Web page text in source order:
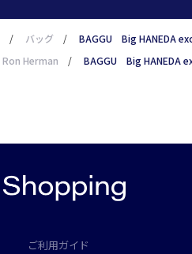
/ バッグ /
BAGGU Big HANEDA
Ron Herman / BAGGU Big HANEDA
ご利用ガイド